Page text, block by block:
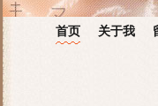
首页 关于我